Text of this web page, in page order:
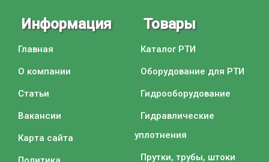
Информация
Главная
О компании
Статьи
Вакансии
Карта сайта
Товары
Каталог РТИ
Оборудование для РТИ
Гидрооборудование
Гидравлические
уплотнения
Прутки, трубы, штоки